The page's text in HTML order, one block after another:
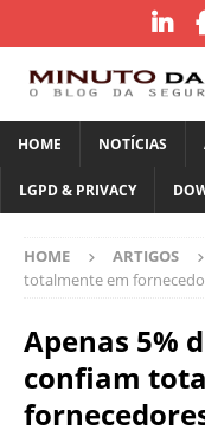
HOME NOTÍCIAS
LGPD & PRIVACY
HOME ARTIGOS
totalmente em
Apenas 5%
confiam